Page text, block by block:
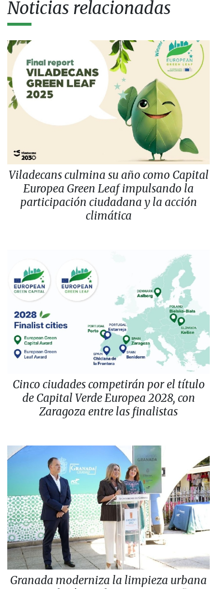
Noticias relacionadas
Viladecans culmina su año como Capital
Europea Green Leaf impulsando la
participación ciudadana y la acción
climática
Cinco ciudades competirán por el título
de Capital Verde Europea 2028, con
Zaragoza entre las finalistas
Granada moderniza la limpieza urbana